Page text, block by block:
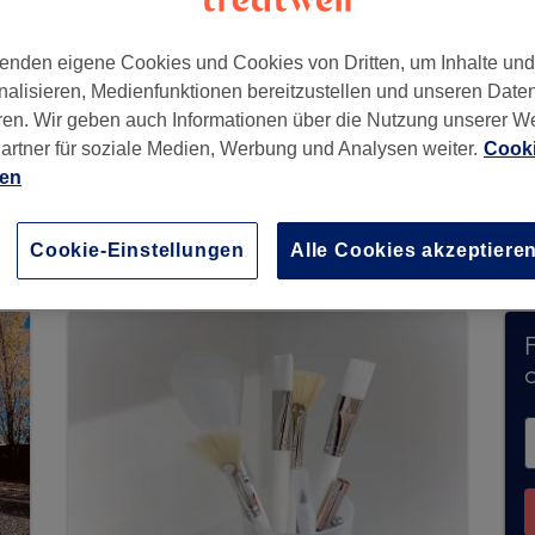
keine Buchungen über Treatwell entgegen.
Ihrer Nähe zu finden. Dort warten viele
eigene Cookies und Cookies von Dritten, um Inhalte
Medienfunktionen bereitzustellen und unseren
Wir geben auch Informationen über die Nutzung unserer
für soziale Medien, Werbung und Analysen weiter.
Cookie-Einstellungen Alle Cookies akzeptieren